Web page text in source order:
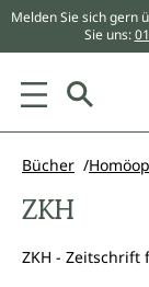
springen
Melden Sie sich gern
Sie uns:
Bücher
ZKH
ZKH - Zeitschrift